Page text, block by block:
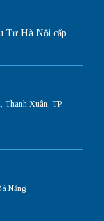
Tư Hà Nội cấp
Thanh Xuân, TP.
Nẵng